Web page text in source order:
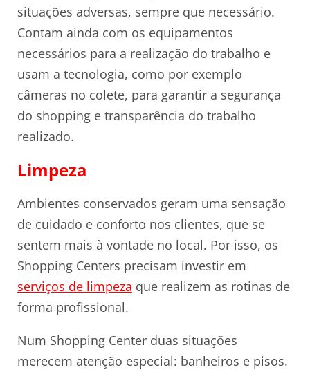
situações adversas, sempre que necessário.
Contam ainda com os equipamentos
necessários para a realização do trabalho e
usam a tecnologia, como por exemplo
câmeras no colete, para garantir a segurança
do shopping e transparência do trabalho
realizado.
Limpeza
Ambientes conservados geram uma sensação
de cuidado e conforto nos clientes, que se
sentem mais à vontade no local. Por isso, os
Shopping Centers precisam investir em
serviços de limpeza que realizem as rotinas de
forma profissional.
Num Shopping Center duas situações
merecem atenção especial: banheiros e pisos.